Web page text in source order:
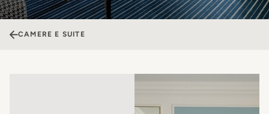
CAMERE E SUITE